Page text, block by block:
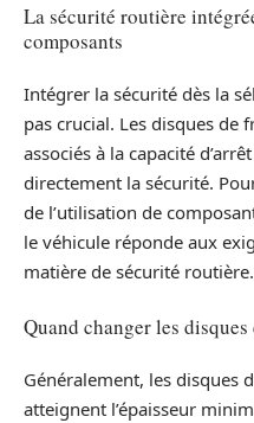
La sécurité routière
composants
Intégrer la sécurité dès la
pas crucial. Les disques de
associés à la capacité
directement la sécurité.
de l’utilisation de
le véhicule réponde aux
matière de sécurité routière.
Quand changer les
Généralement, les disques
atteignent l’épaisseur